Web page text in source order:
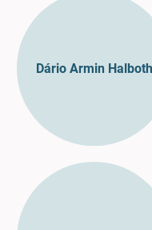
Dário Armin Halboth